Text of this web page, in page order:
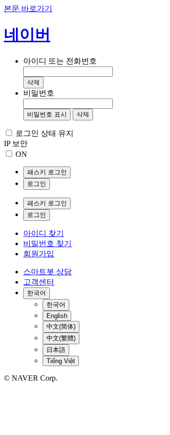
본문 바로가기
네이버
아이디 또는 전화번호
삭제
비밀번호
비밀번호 표시 삭제
로그인 상태 유지
IP 보안
ON
패스키 로그인
로그인
패스키 로그인
로그인
아이디 찾기
비밀번호 찾기
회원가입
스마트봇 상담
고객센터
한국어
한국어
English
中文(简体)
中文(繁體)
日本語
Tiếng Việt
© NAVER Corp.